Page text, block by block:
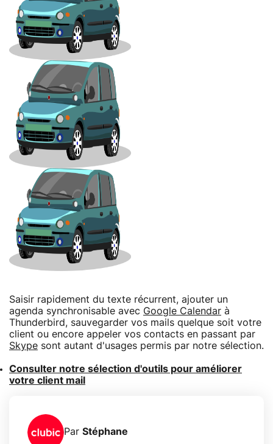
Saisir rapidement du texte récurrent, ajouter un
agenda synchronisable avec Google Calendar à
Thunderbird, sauvegarder vos mails quelque soit votre
client ou encore appeler vos contacts en passant par
Skype sont autant d'usages permis par notre sélection.
Consulter notre sélection d'outils pour améliorer
votre client mail
Par Stéphane